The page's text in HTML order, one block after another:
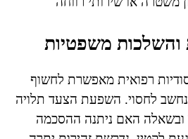
משפטיות
רפואית מאפשרת לחשוף
לחסוי. השפעת הצעד תלויה
ובשאלה האם ניתנה ההסכמה